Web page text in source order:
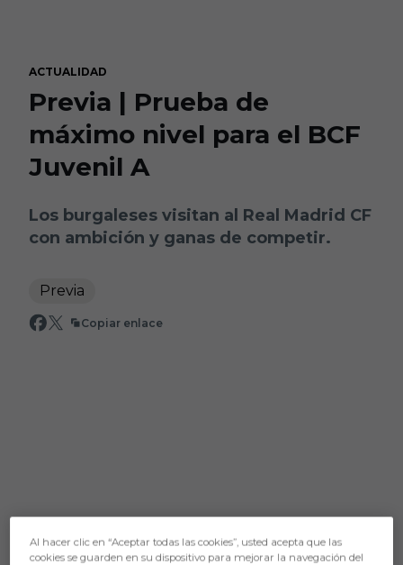
ACTUALIDAD
Previa | Prueba de
máximo nivel para el BCF
Juvenil A
Los burgaleses visitan al Real Madrid CF
con ambición y ganas de competir.
Previa
Copiar enlace
Al hacer clic en “Aceptar todas las cookies”, usted acepta que las
cookies se guarden en su dispositivo para mejorar la navegación del